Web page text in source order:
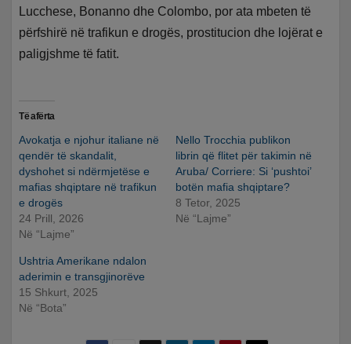
Lucchese, Bonanno dhe Colombo, por ata mbeten të
përfshirë në trafikun e drogës, prostitucion dhe lojërat e
paligjshme të fatit.
Të afërta
Avokatja e njohur italiane në
qendër të skandalit,
dyshohet si ndërmjetëse e
mafias shqiptare në trafikun
e drogës
24 Prill, 2026
Në “Lajme”
Nello Trocchia publikon
librin që flitet për takimin në
Aruba/ Corriere: Si ‘pushtoi’
botën mafia shqiptare?
8 Tetor, 2025
Në “Lajme”
Ushtria Amerikane ndalon
aderimin e transgjinorëve
15 Shkurt, 2025
Në “Bota”